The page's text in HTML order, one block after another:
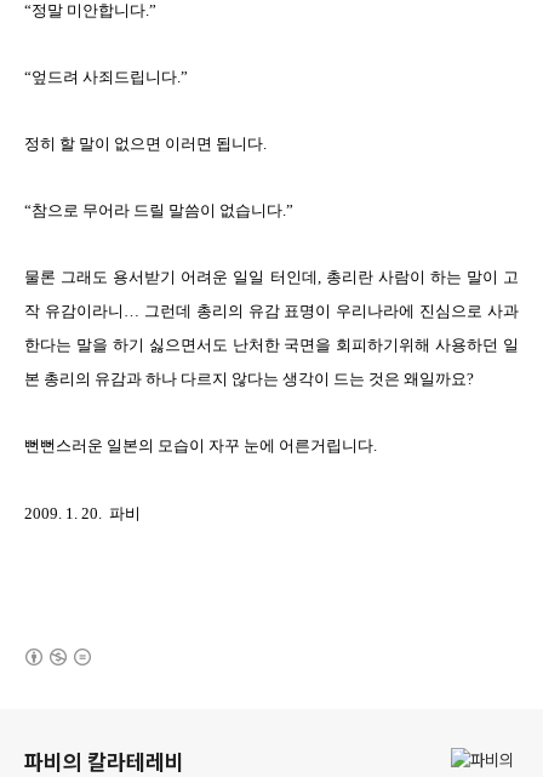
“정말 미안합니다.”
“엎드려 사죄드립니다.”
정히 할 말이 없으면 이러면 됩니다.
“참으로 무어라 드릴 말씀이 없습니다.”
물론 그래도 용서받기 어려운 일일 터인데, 총리란 사람이 하는 말이 고
작 유감이라니… 그런데 총리의 유감 표명이 우리나라에 진심으로 사과
한다는 말을 하기 싫으면서도 난처한 국면을 회피하기위해 사용하던 일
본 총리의 유감과 하나 다르지 않다는 생각이 드는 것은 왜일까요?
뻔뻔스러운 일본의 모습이 자꾸 눈에 어른거립니다.
2009. 1. 20. 파비
파비의 칼라테레비